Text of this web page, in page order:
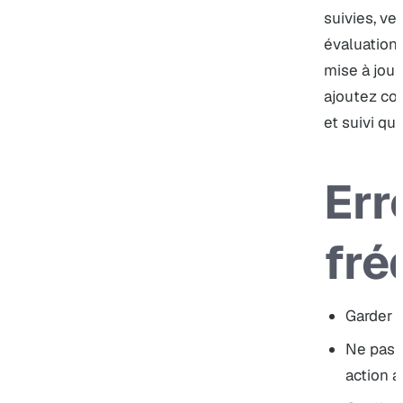
suivies,
mise à
ajoutez
et suivi
Garder
Ne pas
action